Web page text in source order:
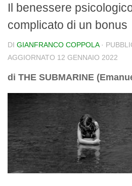
Il benessere
complicato di un bonus
DI GIANFRANCO COPPOLA ·
AGGIORNATO 12 GENNAIO 2022
di THE SUBMARINE